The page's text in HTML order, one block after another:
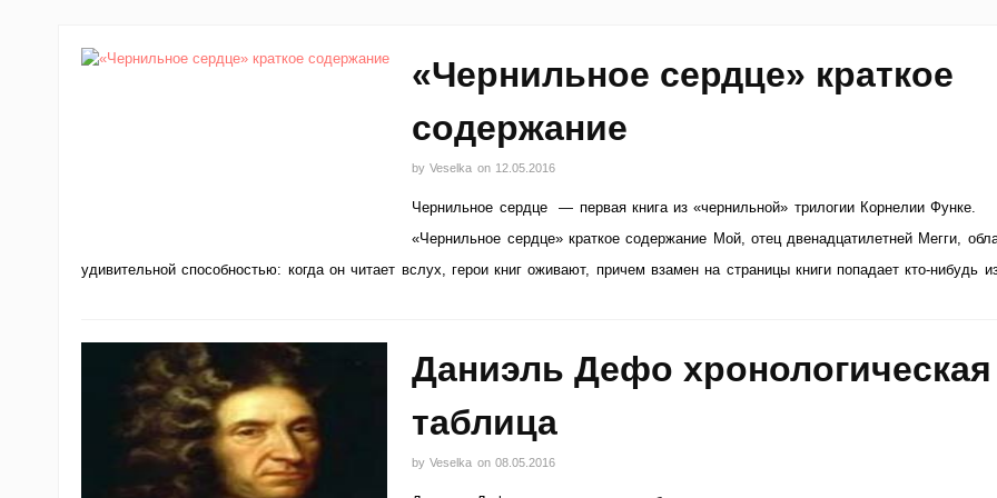
«Чернильное сердце» краткое
содержание
byVeselka on 12.05.2016
Чернильное сердце — первая книга из «чернильной» трилогии Корнелии Функе.
«Чернильное сердце» краткое содержание Мой, отец двенадцатилетней Мегги,
удивительной способностью: когда он читает вслух, герои книг оживают, причем взамен на страницы книги попадает кто-нибудь
Даниэль Дефо хронологическая
таблица
byVeselka on 08.05.2016